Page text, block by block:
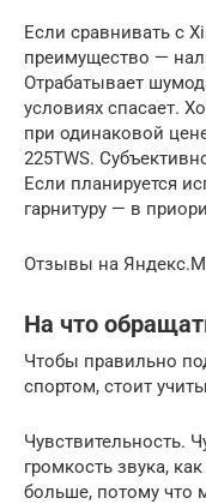
Если сравнивать с
преимущество —
Отрабатывает
условиях спасает.
при одинаковой
225TWS.
Если планируется
гарнитуру — в
Отзывы на
На что
Чтобы правильно
спортом, стоит
Чувствительность.
громкость звука,
больше, потому что